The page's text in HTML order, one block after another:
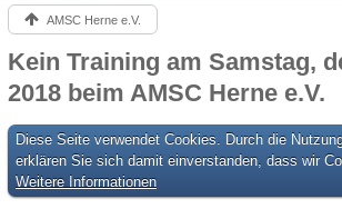
AMSC Herne e.V.
Kein Training am Samstag,
2018 beim AMSC Herne e.V.
Diese Seite verwendet Cookies. Durch die
erklären Sie sich damit einverstanden, dass wir
Weitere Informationen